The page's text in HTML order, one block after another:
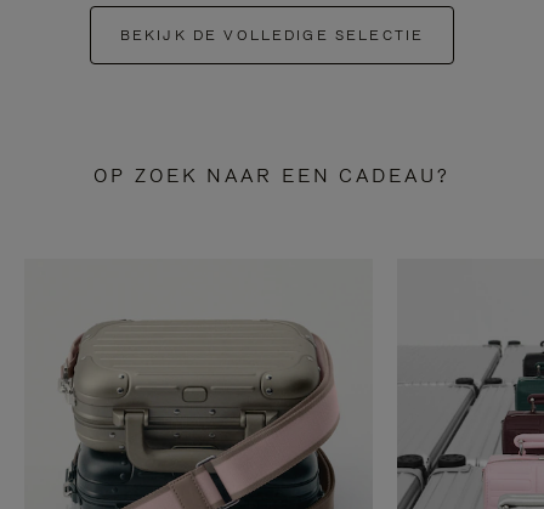
BEKIJK DE VOLLEDIGE SELECTIE
OP ZOEK NAAR EEN CADEAU?